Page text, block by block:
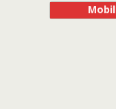
Mobil